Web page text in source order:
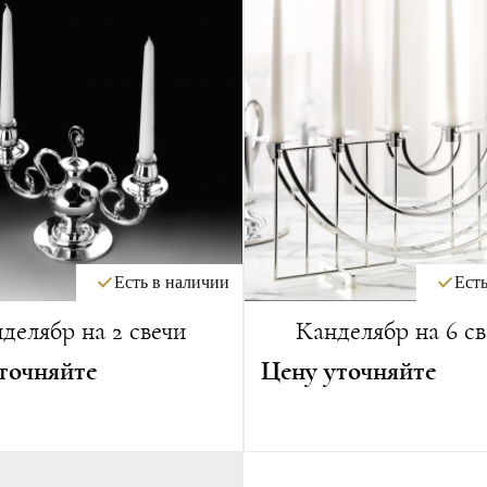
Есть в наличии
на 2 свечи Канделябр на 6
Цену уточняйте